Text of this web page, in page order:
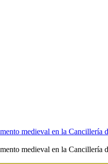
medieval en la Cancillería
medieval en la Cancillería